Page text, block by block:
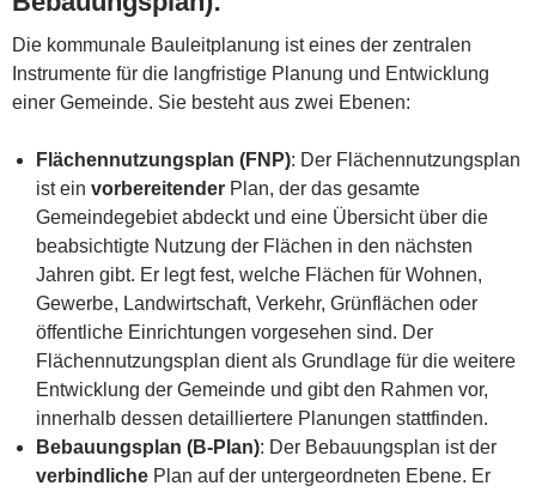
Die kommunale Bauleitplanung ist eines der zentralen
Instrumente für die langfristige Planung und Entwicklung
einer Gemeinde. Sie besteht aus zwei Ebenen:
Flächennutzungsplan (FNP): Der Flächennutzungsplan
ist ein vorbereitender Plan, der das gesamte
Gemeindegebiet abdeckt und eine Übersicht über die
beabsichtigte Nutzung der Flächen in den nächsten
Jahren gibt. Er legt fest, welche Flächen für Wohnen,
Gewerbe, Landwirtschaft, Verkehr, Grünflächen oder
öffentliche Einrichtungen vorgesehen sind. Der
Flächennutzungsplan dient als Grundlage für die weitere
Entwicklung der Gemeinde und gibt den Rahmen vor,
innerhalb dessen detailliertere Planungen stattfinden.
Bebauungsplan (B-Plan): Der Bebauungsplan ist der
verbindliche Plan auf der untergeordneten Ebene. Er